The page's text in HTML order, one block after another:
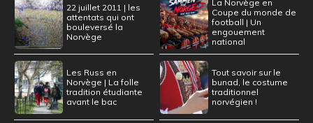
22 juillet 2011 | les
attentats qui ont
bouleversé la
Norvège
La Norvège en
Coupe du monde de
football | Un
engouement
national
Les Russ en
Norvège | La folle
tradition étudiante
avant le bac
Tout savoir sur le
bunad, le costume
traditionnel
norvégien !